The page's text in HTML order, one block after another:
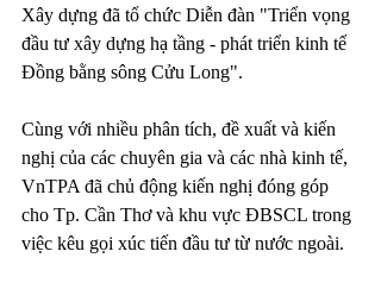
Xây dựng đã tổ chức Diễn đàn "Triển vọng
đầu tư xây dựng hạ tầng - phát triển kinh tế
Đồng bằng sông Cửu Long".
Cùng với nhiều phân tích, đề xuất và kiến
nghị của các chuyên gia và các nhà kinh tế,
VnTPA đã chủ động kiến nghị đóng góp
cho Tp. Cần Thơ và khu vực ĐBSCL trong
việc kêu gọi xúc tiến đầu tư từ nước ngoài.